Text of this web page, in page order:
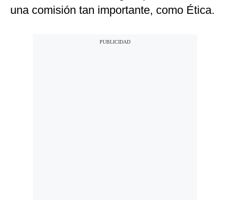
una comisión tan importante, como Ética.